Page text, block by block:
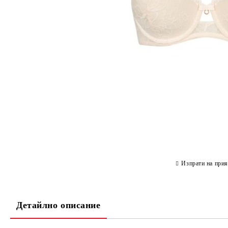
Изпрати на
Детайлно описание